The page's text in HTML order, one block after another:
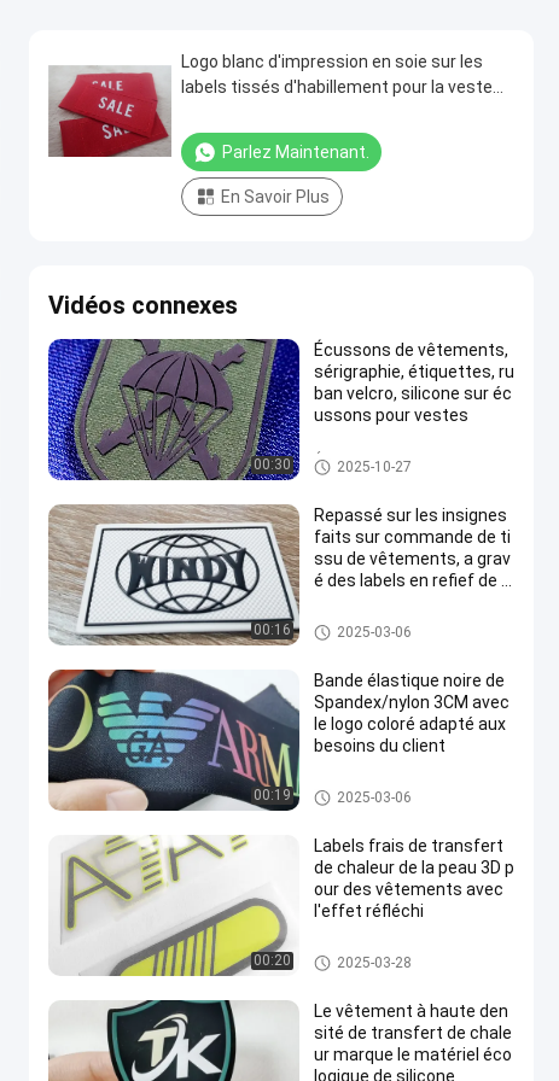
Logo blanc d'impression en soie sur les
labels tissés d'habillement pour la veste
Parlez Maintenant.
En Savoir Plus
Vidéos connexes
00:30
Écussons de vêtements,
sérigraphie, étiquettes, ru
ban velcro, silicone sur éc
ussons pour vestes
Étiquettes sérigraphiées
2025-10-27
00:16
Repassé sur les insignes
faits sur commande de ti
ssu de vêtements, a grav
é des labels en refief de T
Corrections faites sur comma
nde d'habillement
2025-03-06
00:19
Bande élastique noire de
Spandex/nylon 3CM avec
le logo coloré adapté aux
besoins du client
Tape à bande
2025-03-06
00:20
Labels frais de transfert
de chaleur de la peau 3D p
our des vêtements avec
l'effet réfléchi
Labels d'habillement de transf
ert de chaleur
2025-03-28
Le vêtement à haute den
sité de transfert de chale
ur marque le matériel éco
logique de silicone